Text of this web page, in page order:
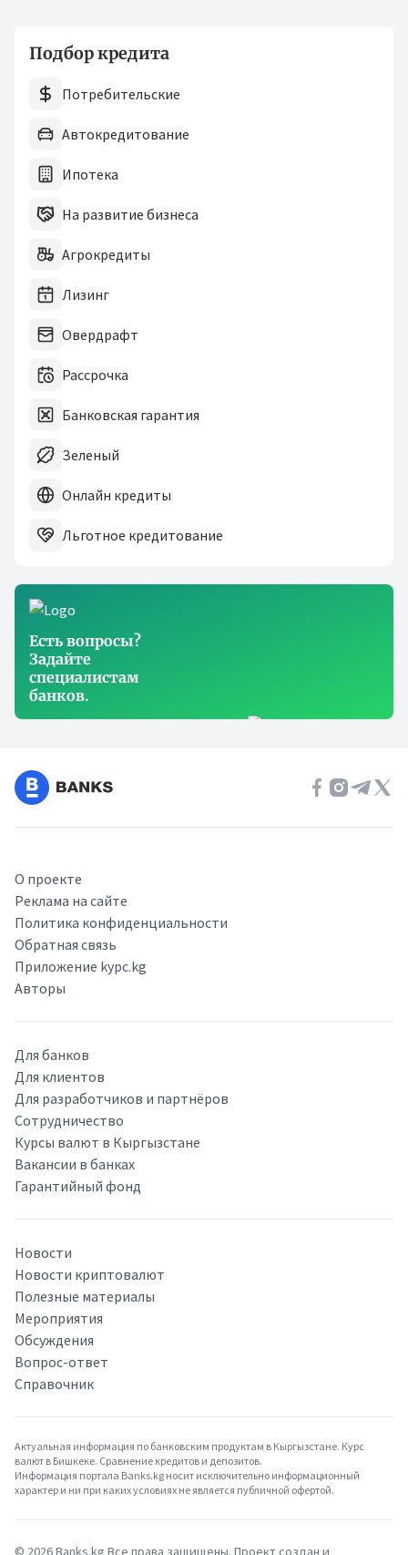
Подбор кредита
Потребительские
Автокредитование
Ипотека
На развитие бизнеса
Агрокредиты
Лизинг
Овердрафт
Рассрочка
Банковская гарантия
Зеленый
Онлайн кредиты
Льготное кредитование
Есть вопросы?
Задайте
специалистам
банков.
О проекте
Реклама на сайте
Политика конфиденциальности
Обратная связь
Приложение kypc.kg
Авторы
Для банков
Для клиентов
Для разработчиков и партнёров
Сотрудничество
Курсы валют в Кыргызстане
Вакансии в банках
Гарантийный фонд
Новости
Новости криптовалют
Полезные материалы
Мероприятия
Обсуждения
Вопрос-ответ
Справочник
Актуальная информация по банковским продуктам в Кыргызстане. Курс
валют в Бишкеке. Сравнение кредитов и депозитов.
Информация портала Banks.kg носит исключительно информационный
характер и ни при каких условиях не является публичной офертой.
© 2026Banks.kg Все права защищены. Проект создан и